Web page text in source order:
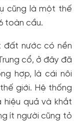
cũng là một thế
toàn cầu.
đất nước có nền
cổ, ở đây đã
hợp, là cái nôi
giới. Hệ thống
hiệu quả và khắt
ít người cũng tỏ